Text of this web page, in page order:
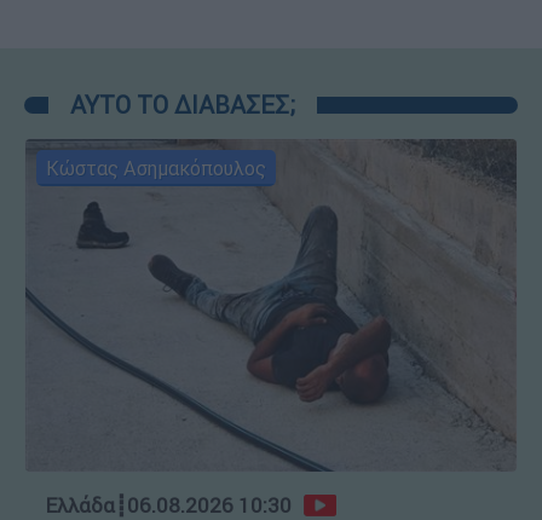
ΑΥΤΟ ΤΟ ΔΙΑΒΑΣΕΣ;
Κώστας Ασημακόπουλος
Ελλάδα┋06.08.2026 10:30